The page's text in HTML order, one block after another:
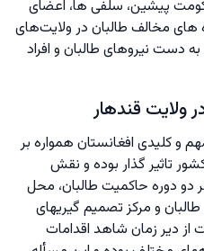
حکومت پیشین، سلفی ها‌، اعضای
مخالف طالبان در ولایت‌های
دست نیروهای طالبان و افراد
ولایت قندهار
و کلیدی افغانستان همواره بر
تاثیر گذار بوده و نقش
دوره حاکمیت طالبان، محل
و مرکز تصمیم گیریهای
دیر زمان شاهد اقدامات